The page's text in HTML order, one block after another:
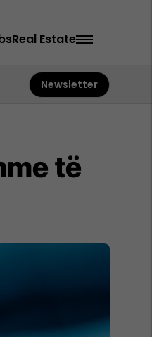
Real Estate
Newsletter
të